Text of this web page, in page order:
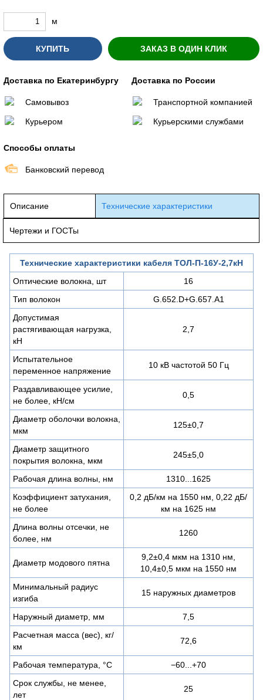
м
КУПИТЬ ЗАКАЗ В ОДИН КЛИК
Доставка по Екатеринбургу
Самовывоз
Курьером
Доставка по России
Транспортной компанией
Курьерскими службами
Способы оплаты
Банковский перевод
Описание Технические характеристики
Чертежи и ГОСТы
Технические характеристики кабеля ТОЛ-П-16У-2,7кН
Оптические волокна, шт
16
Тип волокон
G.652.D+G.657.A1
Допустимая
растягивающая нагрузка,
кН
2,7
Испытательное
переменное напряжение
10 кВ частотой 50 Гц
Раздавливающее усилие,
не более, кН/см
0,5
Диаметр оболочки волокна,
мкм
125±0,7
Диаметр защитного
покрытия волокна, мкм
245±5,0
Рабочая длина волны, нм
1310...1625
Коэффициент затухания,
не более
0,2 дБ/км на 1550 нм, 0,22 дБ/
км на 1625 нм
Длина волны отсечки, не
более, нм
1260
Диаметр модового пятна
9,2±0,4 мкм на 1310 нм,
10,4±0,5 мкм на 1550 нм
Минимальный радиус
изгиба
15 наружных диаметров
Наружный диаметр, мм
7,5
Расчетная масса (вес), кг/
км
72,6
Рабочая температура, °C
−60...+70
Срок службы, не менее,
лет
25